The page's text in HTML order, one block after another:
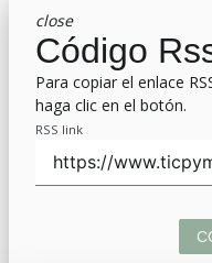
close
Código
Para copiar el enlace
haga clic en el botón.
RSS link